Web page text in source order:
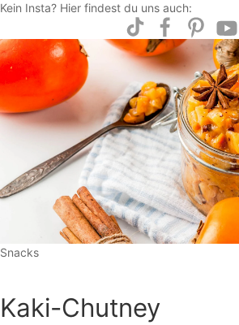
Kein Insta? Hier findest du uns auch:
Snacks
Kaki-Chutney